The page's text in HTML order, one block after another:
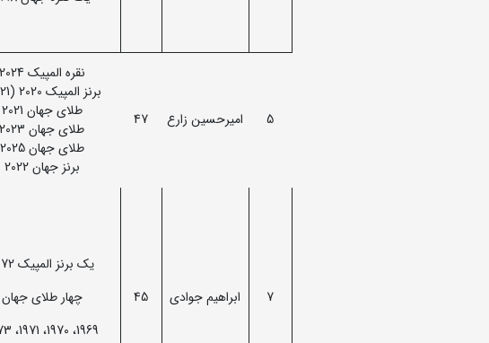
5 امیرحسین زارع 47
نقره المپیک 2024
برنز المپیک 2020 (2021)
طلای جهان 2021
طلای جهان 2023
طلای جهان 2025
برنز جهان 2022
7 ابراهیم جوادی 45
یک برنز المپیک 1972
چهار طلای جهان
1969، 1970، 1971، 1973